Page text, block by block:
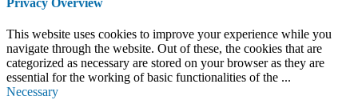
Privacy Overview
This website uses cookies to improve your experience while you
navigate through the website. Out of these, the cookies that are
categorized as necessary are stored on your browser as they are
essential for the working of basic functionalities of the ...
Necessary